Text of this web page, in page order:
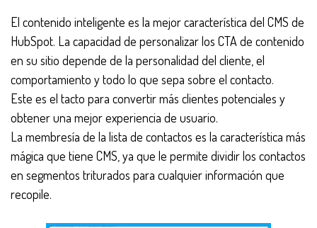
El contenido inteligente es la mejor característica del CMS de
HubSpot. La capacidad de personalizar los CTA de contenido
en su sitio depende de la personalidad del cliente, el
comportamiento y todo lo que sepa sobre el contacto.
Este es el tacto para convertir más clientes potenciales y
obtener una mejor experiencia de usuario.
La membresía de la lista de contactos es la característica más
mágica que tiene CMS, ya que le permite dividir los contactos
en segmentos triturados para cualquier información que
recopile.